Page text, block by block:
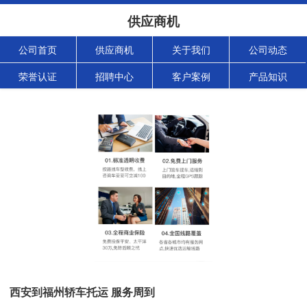
供应商机
公司首页 供应商机 关于我们 公司动态
荣誉认证 招聘中心 客户案例 产品知识
西安到福州轿车托运 服务周到